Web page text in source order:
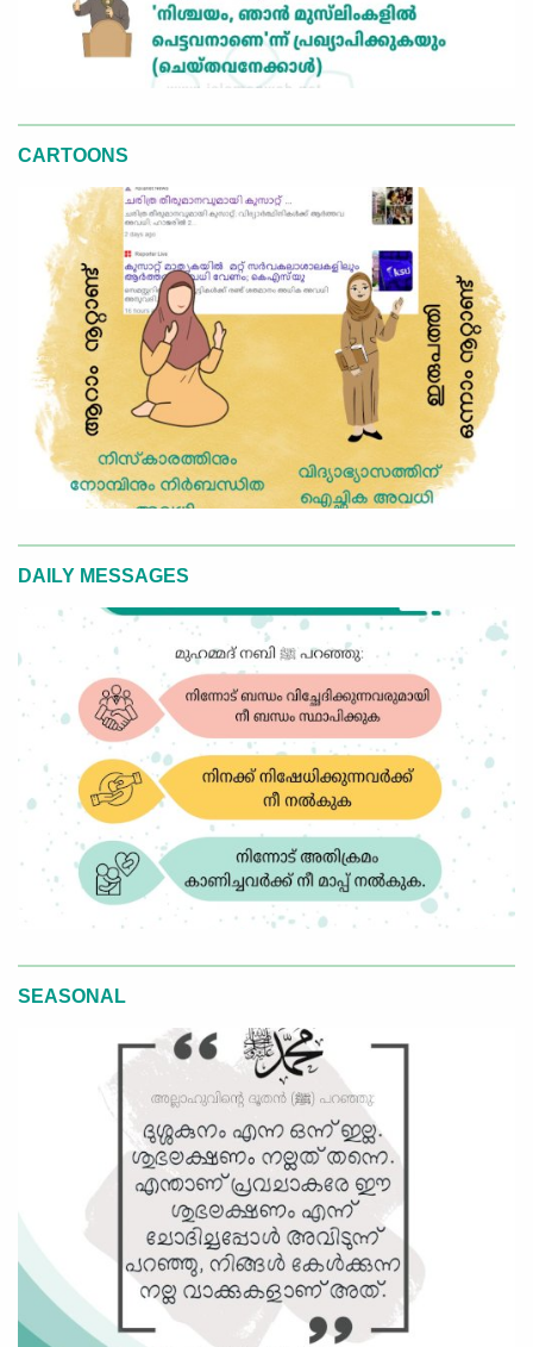
CARTOONS
DAILY MESSAGES
SEASONAL